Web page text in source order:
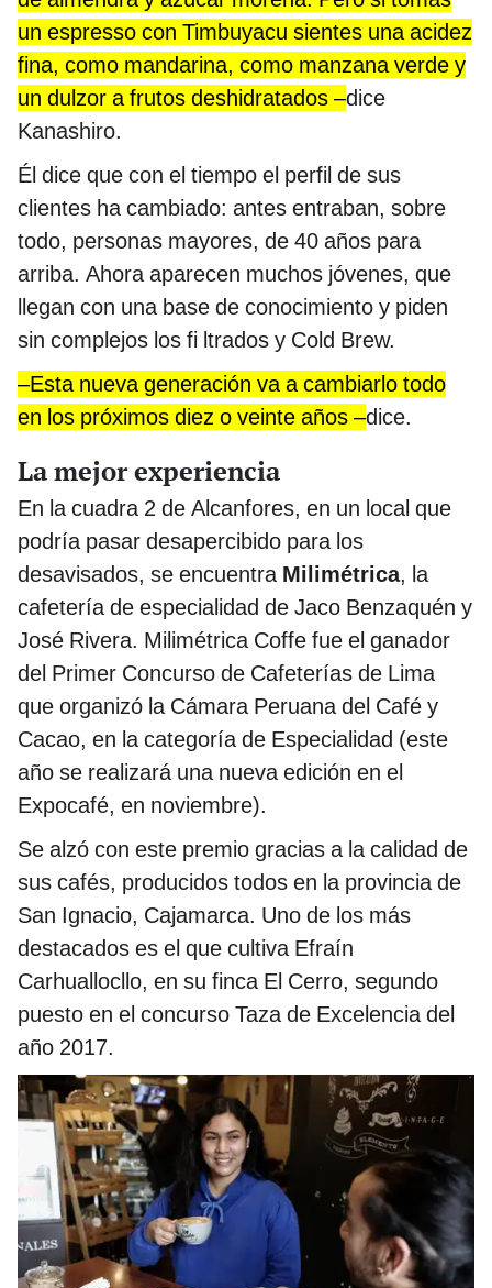
un espresso con Timbuyacu sientes una acidez
fina, como mandarina, como manzana verde y
un dulzor a frutos deshidratados –dice
Kanashiro.
Él dice que con el tiempo el perfil de sus
clientes ha cambiado: antes entraban, sobre
todo, personas mayores, de 40 años para
arriba. Ahora aparecen muchos jóvenes, que
llegan con una base de conocimiento y piden
sin complejos los fi ltrados y Cold Brew.
–Esta nueva generación va a cambiarlo todo
en los próximos diez o veinte años –dice.
La mejor experiencia
En la cuadra 2 de Alcanfores, en un local que
podría pasar desapercibido para los
desavisados, se encuentra Milimétrica, la
cafetería de especialidad de Jaco Benzaquén y
José Rivera. Milimétrica Coffe fue el ganador
del Primer Concurso de Cafeterías de Lima
que organizó la Cámara Peruana del Café y
Cacao, en la categoría de Especialidad (este
año se realizará una nueva edición en el
Expocafé, en noviembre).
Se alzó con este premio gracias a la calidad de
sus cafés, producidos todos en la provincia de
San Ignacio, Cajamarca. Uno de los más
destacados es el que cultiva Efraín
Carhuallocllo, en su finca El Cerro, segundo
puesto en el concurso Taza de Excelencia del
año 2017.